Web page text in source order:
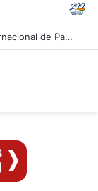
Inaugurado en Cuba XXIV Encuentro Internacional de Partidos Comunistas y Obreros